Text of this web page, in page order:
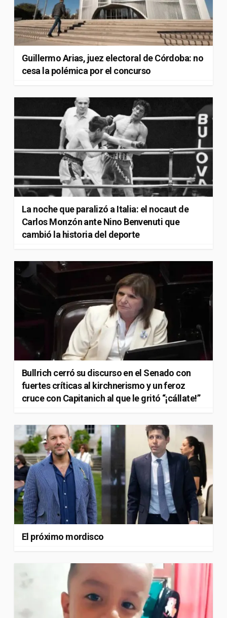
Guillermo Arias, juez electoral de Córdoba: no
cesa la polémica por el concurso
La noche que paralizó a Italia: el nocaut de
Carlos Monzón ante Nino Benvenuti que
cambió la historia del deporte
Bullrich cerró su discurso en el Senado con
fuertes críticas al kirchnerismo y un feroz
cruce con Capitanich al que le gritó “¡cállate!”
El próximo mordisco